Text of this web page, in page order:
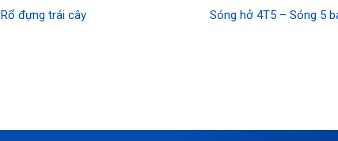
Rổ đựng trái cây Sóng hở 4T5 – Sóng 5